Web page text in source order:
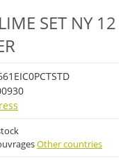
SET NY 12
Other countries